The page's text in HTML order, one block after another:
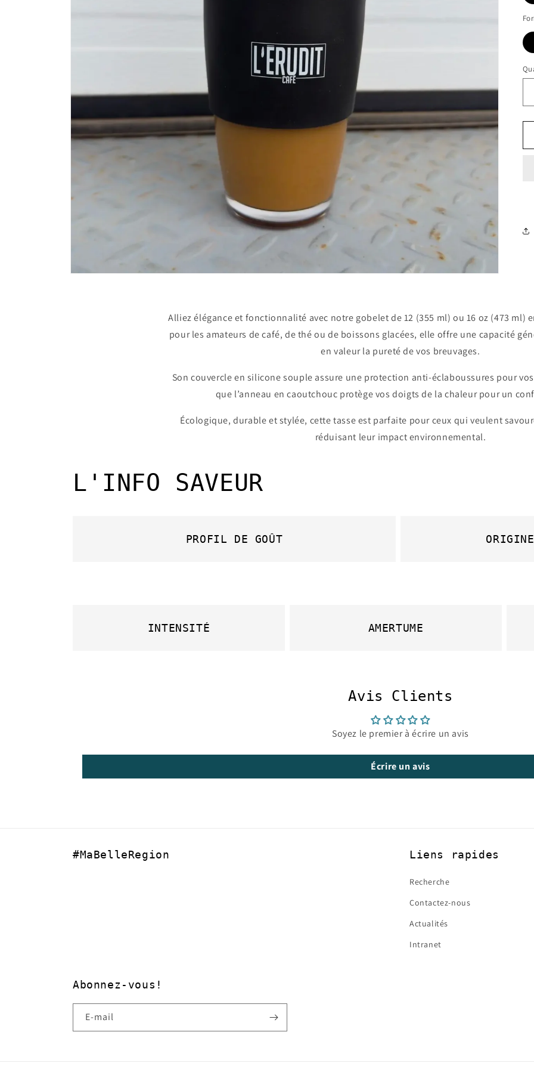
Alliez élégance et fonctionnalité avec notre gobelet de 12 (355 ml) ou 16 oz (473 ml)
pour les amateurs de café, de thé ou de boissons glacées, elle offre une capacité
en valeur la pureté de vos breuvages.
Son couvercle en silicone souple assure une protection anti-éclaboussures pour
que l’anneau en caoutchouc protège vos doigts de la chaleur pour un
Écologique, durable et stylée, cette tasse est parfaite pour ceux qui veulent
réduisant leur impact environnemental.
L'INFO SAVEUR
PROFIL DE GOÛT
INTENSITÉ AMERTUME
Avis Clients
Soyez le premier à écrire un avis
Écrire un avis
#MaBelleRegion Liens rapides
Recherche
Contactez-nous
Actualités
Intranet
Abonnez-vous!
E-mail